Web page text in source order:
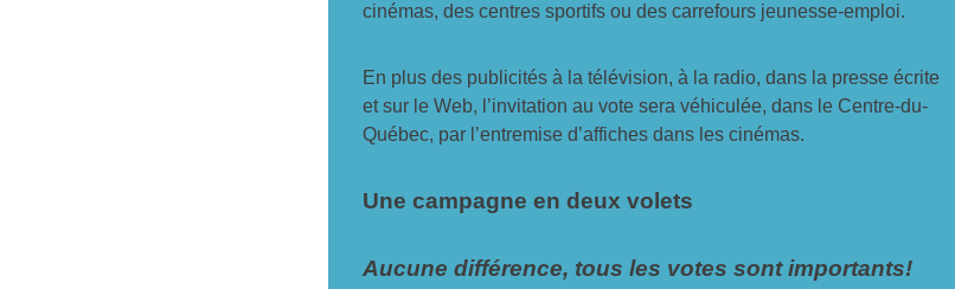
cinémas, des centres sportifs ou des carrefours jeunesse-emploi.
En plus des publicités à la télévision, à la radio, dans la presse écrite
et sur le Web, l’invitation au vote sera véhiculée, dans le Centre-du-
Québec, par l’entremise d’affiches dans les cinémas.
Une campagne en deux volets
Aucune différence, tous les votes sont importants!